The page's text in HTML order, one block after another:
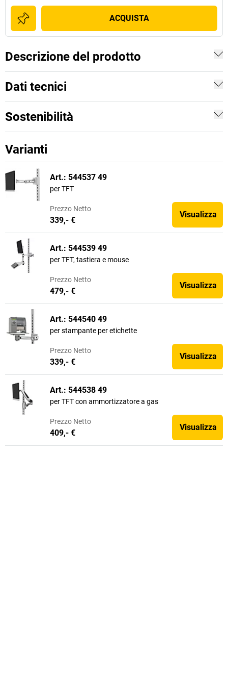
ACQUISTA
Descrizione del prodotto
Dati tecnici
Sostenibilità
Varianti
Art.: 544537 49
per TFT
Prezzo Netto
339,- €
Visualizza
Art.: 544539 49
per TFT, tastiera e mouse
Prezzo Netto
479,- €
Visualizza
Art.: 544540 49
per stampante per etichette
Prezzo Netto
339,- €
Visualizza
Art.: 544538 49
per TFT con ammortizzatore a gas
Prezzo Netto
409,- €
Visualizza